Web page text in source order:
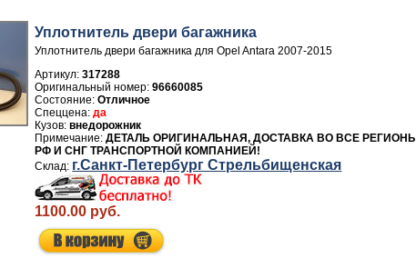
Уплотнитель двери багажника
Уплотнитель двери багажника для Opel Antara 2007-2015
Артикул:317288
96660085
Отличное
да
внедорожник
ДЕТАЛЬ ОРИГИНАЛЬНАЯ, ДОСТАВКА ВО ВСЕ РЕГИОНЫ
РФ И СНГ ТРАНСПОРТНОЙ КОМПАНИЕЙ!
г.Санкт-Петербург Стрельбищенская
1100.00 руб.